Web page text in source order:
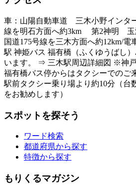
車：山陽自動車道 三木小野インタ
線を明石方面へ約3km 第2神明 玉
国道175号線を三木方面へ約12km/電
駅 神姫バス 福有橋（ふくゆうばし
います。 ⇒ 三木駅周辺詳細図 ※神
福有橋バス停からはタクシーでのご
駅前タクシー乗り場より約10分（台
をお勧めします）
スポットを探そう
ワード検索
都道府県から探す
特徴から探す
もりくるマガジン